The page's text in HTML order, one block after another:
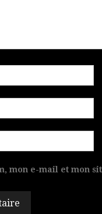
mon e-mail et mon